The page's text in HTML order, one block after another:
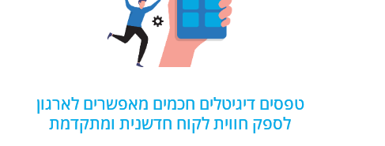
טפסים דיגיטלים חכמים מאפשרים לארגון
לספק חווית לקוח חדשנית ומתקדמת